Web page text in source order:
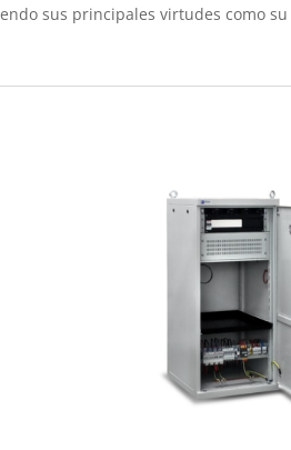
sus principales virtudes como su